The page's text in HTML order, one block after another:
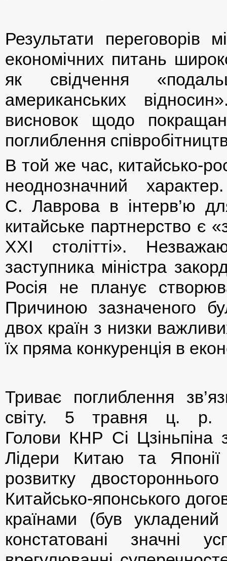
Результати
економічних питань
як свідчення
американських
висновок щодо
поглиблення
В той же час, китайсько-
неоднозначний
С. Лаврова в інтерв’ю
китайське партнерство є
ХХІ столітті».
заступника міністра
Росія не планує
Причиною зазначеного
двох країн з низки
їх пряма конкуренція в
Триває поглиблення
світу. 5 травня ц. р.
Голови КНР Сі Цзіньпіна
Лідери Китаю та
розвитку
Китайсько-японського
країнами (був
констатовані значні